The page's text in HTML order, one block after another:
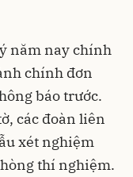
năm nay chính
chính đơn
báo trước.
các đoàn liên
xét nghiệm
thí nghiệm.